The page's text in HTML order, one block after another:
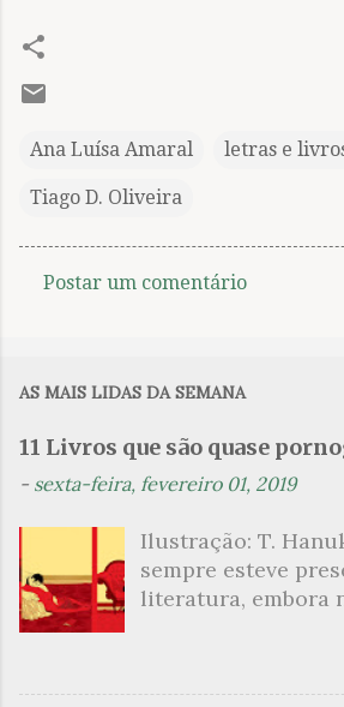
Ana Luísa Amaral letras e
Tiago D. Oliveira
n
t
i
o
Postar um comentário
AS MAIS LIDAS DA SEMANA
11 Livros que são quase
- sexta-feira, fevereiro 01, 2019
Ilustração: T.
sempre esteve
literatura, embora
que mergulharam